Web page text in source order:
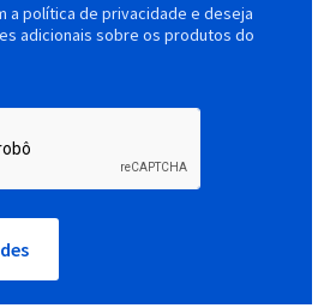
a política de privacidade e deseja
adicionais sobre os produtos do